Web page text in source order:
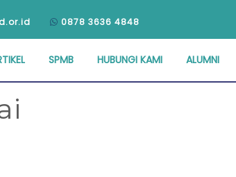
0878 3636 4848
SPMB HUBUNGI KAMI ALUMNI